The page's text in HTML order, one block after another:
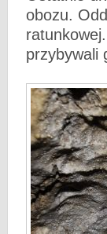
obozu.
przybywali